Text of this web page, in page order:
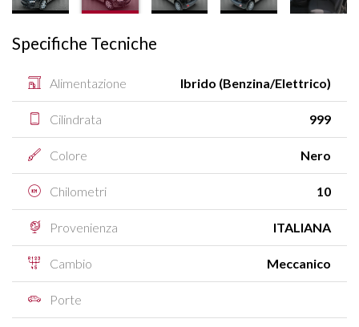
Specifiche Tecniche
Alimentazione Ibrido (Benzina/Elettrico)
Cilindrata 999
Colore Nero
Chilometri 10
Provenienza ITALIANA
Cambio Meccanico
Porte